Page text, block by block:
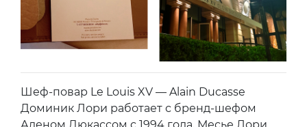
Шеф-повар Le Louis XV — Alain Ducasse
Доминик Лори работает с бренд-шефом